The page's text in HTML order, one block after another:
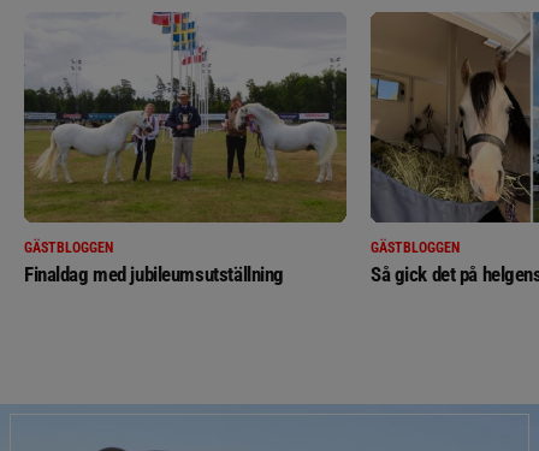
GÄSTBLOGGEN
Finaldag med jubileumsutställning
GÄSTBLOGGEN
Så gick det på